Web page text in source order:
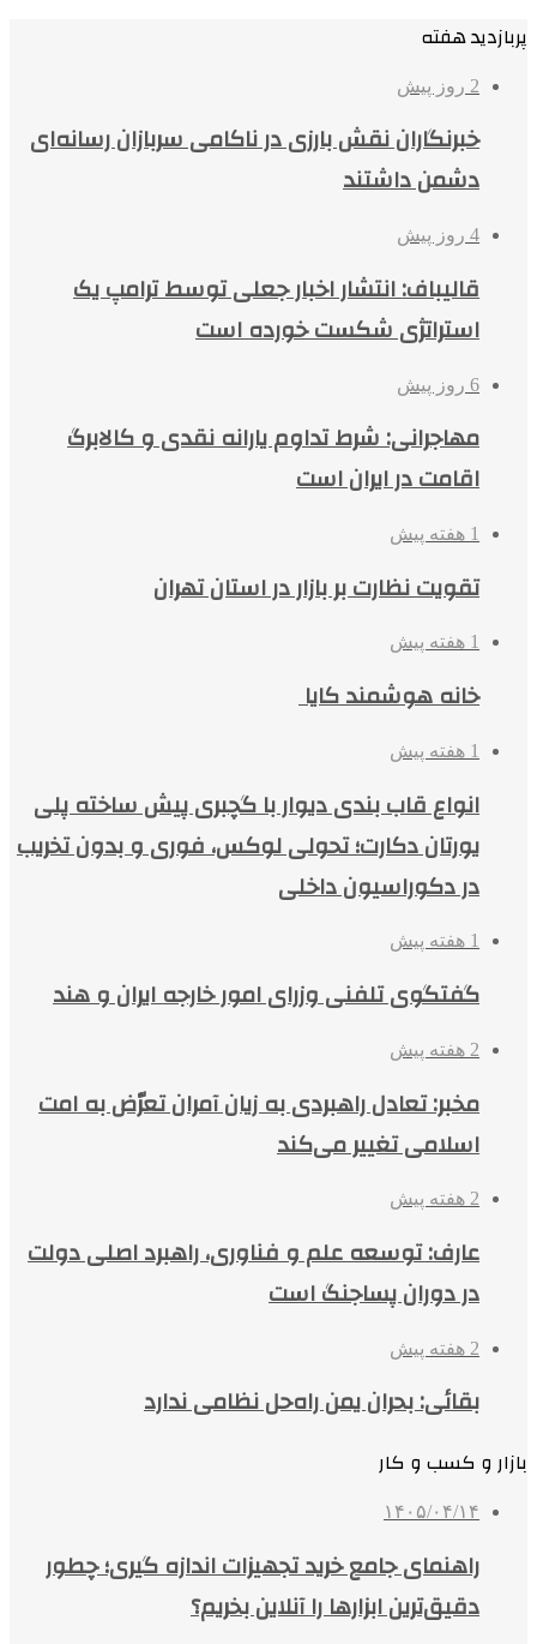
پربازدید هفته
2 روز پیش
خبرنگاران نقش بارزی در ناکامی سربازان رسانه‌ای
دشمن داشتند
4 روز پیش
قالیباف: انتشار اخبار جعلی توسط ترامپ یک
استراتژی شکست خورده است
6 روز پیش
مهاجرانی: شرط تداوم یارانه نقدی و کالابرگ
اقامت در ایران است
1 هفته پیش
تقویت نظارت بر بازار در استان تهران
1 هفته پیش
خانه هوشمند کایا
1 هفته پیش
انواع قاب بندی دیوار با گچبری پیش ساخته پلی
یورتان دکارت؛ تحولی لوکس، فوری و بدون تخریب
در دکوراسیون داخلی
1 هفته پیش
گفتگوی تلفنی وزرای امور خارجه ایران و هند
2 هفته پیش
مخبر: تعادل راهبردی به زیان آمران تعرّض به امت
اسلامی تغییر می‌کند
2 هفته پیش
عارف: توسعه علم و فناوری، راهبرد اصلی دولت
در دوران پساجنگ است
2 هفته پیش
بقائی: بحران یمن راه‌حل نظامی ندارد
بازار و کسب و کار
۱۴۰۵/۰۴/۱۴
راهنمای جامع خرید تجهیزات اندازه گیری؛ چطور
دقیق‌ترین ابزارها را آنلاین بخریم؟